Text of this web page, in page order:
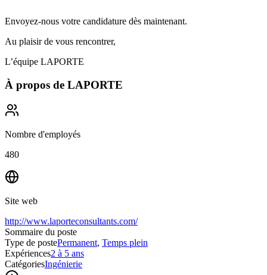
Envoyez-nous votre candidature dès maintenant.
Au plaisir de vous rencontrer,
L’équipe LAPORTE
À propos de LAPORTE
Nombre d'employés
480
Site web
http://www.laporteconsultants.com/
Sommaire du poste
Type de postePermanent, Temps plein
Expériences2 à 5 ans
CatégoriesIngénierie